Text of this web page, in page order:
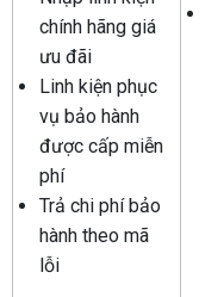
chính hãng giá
ưu đãi
Linh kiện phục
vụ bảo hành
được cấp miễn
phí
Trả chi phí bảo
hành theo mã
lỗi